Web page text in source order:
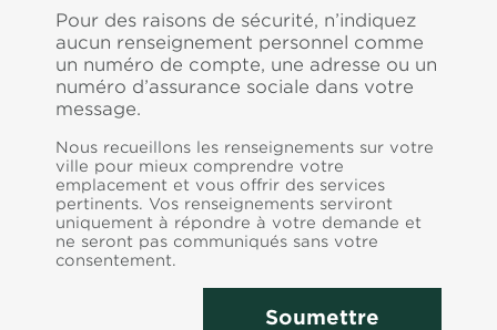
Pour des raisons de sécurité, n’indiquez
aucun renseignement personnel comme
un numéro de compte, une adresse ou un
numéro d’assurance sociale dans votre
message.
Nous recueillons les renseignements sur votre
ville pour mieux comprendre votre
emplacement et vous offrir des services
pertinents. Vos renseignements serviront
uniquement à répondre à votre demande et
ne seront pas communiqués sans votre
consentement.
Soumettre